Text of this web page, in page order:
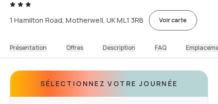
1 Hamilton Road, Motherwell, UK ML1 3RB Voir carte
Présentation Offres Description FAQ
SÉLECTIONNEZ VOTRE JOURNÉE